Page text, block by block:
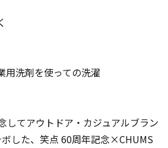
用洗剤を使っての洗濯
してアウトドア・カジュアルブラン
ボした、笑点 60周年記念×CHUMS